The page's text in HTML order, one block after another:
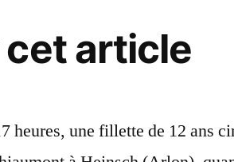
article
heures, une fillette de 12 ans